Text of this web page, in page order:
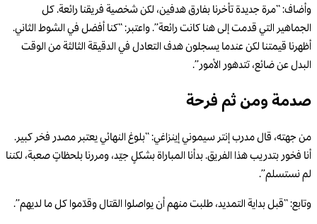
وأضاف: “مرة جديدة تأخرنا بفارق هدفين، لكن شخصية فريقنا رائعة. كل
الجماهير التي قدمت إلى هنا كانت رائعة”. واعتبر: “كنا أفضل في الشوط الثاني.
أظهرنا قيمتنا لكن عندما يسجلون هدف التعادل في الدقيقة الثالثة من الوقت
البدل عن ضائع، تتدهور الأمور”.
صدمة ومن ثم فرحة
من جهته، قال مدرب إنتر سيموني إينزاغي: “بلوغ النهائي يعتبر مصدر فخر كبير.
أنا فخور بتدريب هذا الفريق. بدأنا المباراة بشكلٍ جيّد، ومررنا بلحظاتٍ صعبة، لكننا
لم نستسلم”.
وتابع: “قبل بداية التمديد، طلبت منهم أن يواصلوا القتال وقدّموا كل ما لديهم”.